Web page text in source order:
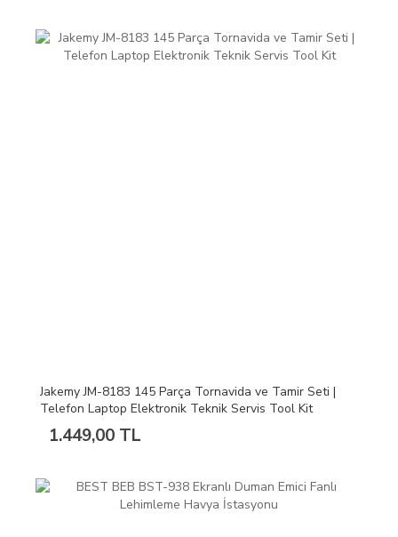
Jakemy JM-8183 145 Parça Tornavida ve Tamir Seti |
Telefon Laptop Elektronik Teknik Servis Tool Kit
1.449,00 TL